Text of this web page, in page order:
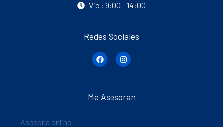
Vie : 9:00 - 14:00
Redes Sociales
Me Asesoran
Asesoría online